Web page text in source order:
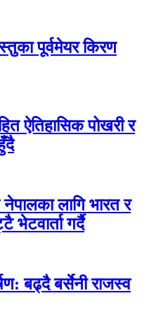
पूर्वमेयर किरण
ऐतिहासिक पोखरी र
लागि भारत र
गर्दै
बढ्दै बर्सेनी राजस्व